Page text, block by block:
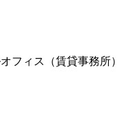
フィス（賃貸事務所）